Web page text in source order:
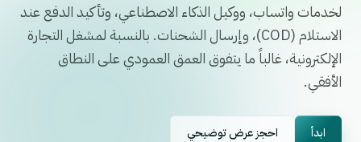
لخدمات واتساب، ووكيل الذكاء الاصطناعي، وتأكيد الدفع عند
الاستلام (COD)، وإرسال الشحنات. بالنسبة لمشغل التجارة
الإلكترونية، غالباً ما يتفوق العمق العمودي على النطاق
الأفقي.
ابدأ احجز عرض توضيحي